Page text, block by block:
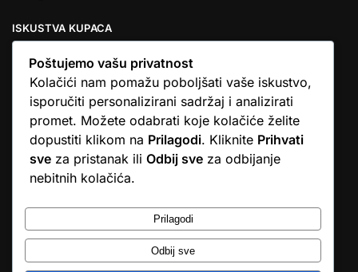
ISKUSTVA KUPACA
★★★★★
… Ono što me se dojmilo je ljudski pristup i njihova briga da
dobijem što sam naručio. U većini web shopova nitko vas ne
zove, samo otkažu narudžbu. …
Stjepan D.M.
© Argus elektronika d.o.o.
Poštujemo vašu privatnost
Kolačići nam pomažu poboljšati vaše iskustvo,
isporučiti personalizirani sadržaj i analizirati
promet. Možete odabrati koje kolačiće želite
dopustiti klikom na Prilagodi. Kliknite Prihvati
sve za pristanak ili Odbij sve za odbijanje
nebitnih kolačića.
Prilagodi
Odbij sve